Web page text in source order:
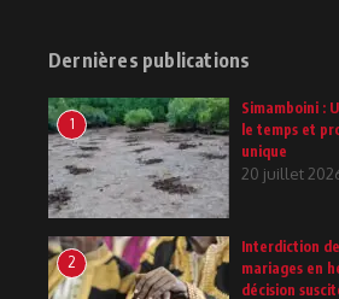
Dernières publications
1
Simamboini :
le temps et
unique
20 juillet
2
Interdiction
mariages en
décision